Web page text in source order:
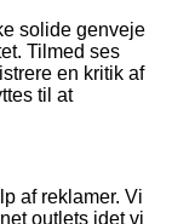
solide genveje
Tilmed ses
en kritik af
til at
af reklamer. Vi
outlets idet vi